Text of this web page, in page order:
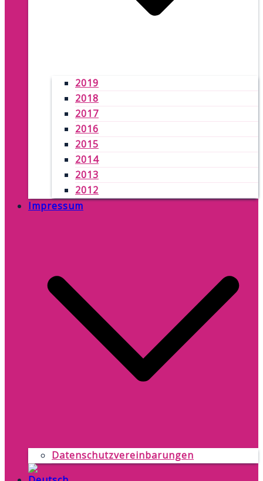
2019
2018
2017
2016
2015
2014
2013
2012
Impressum
Datenschutzvereinbarungen